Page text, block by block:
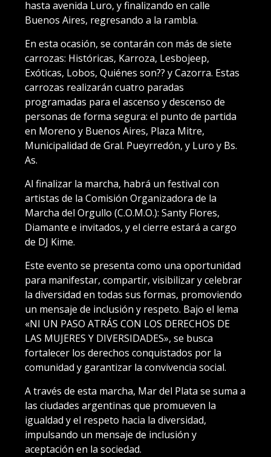
hasta avenida Luro, y finalizando en calle
Buenos Aires, regresando a la rambla.
En esta ocasión, se contarán con más de siete
carrozas: Históricas, Karroza, Lesbojeep,
Exóticas, Lobos, Quiénes son?? y Cazorra. Estas
carrozas realizarán cuatro paradas
programadas para el ascenso y descenso de
personas de forma segura: el punto de partida
en Moreno y Buenos Aires, Plaza Mitre,
Municipalidad de Gral. Pueyrredón, y Luro y Bs.
As.
Al finalizar la marcha, habrá un festival con
artistas de la Comisión Organizadora de la
Marcha del Orgullo (C.O.M.O.): Santy Flores,
Diamante e invitados, y el cierre estará a cargo
de DJ Kime.
Este evento se presenta como una oportunidad
para manifestar, compartir, visibilizar y celebrar
la diversidad en todas sus formas, promoviendo
un mensaje de inclusión y respeto. Bajo el lema
«NI UN PASO ATRÁS CON LOS DERECHOS DE
LAS MUJERES Y DIVERSIDADES», se busca
fortalecer los derechos conquistados por la
comunidad y garantizar la convivencia social.
A través de esta marcha, Mar del Plata se suma a
las ciudades argentinas que promueven la
igualdad y el respeto hacia la diversidad,
impulsando un mensaje de inclusión y
aceptación en la sociedad.